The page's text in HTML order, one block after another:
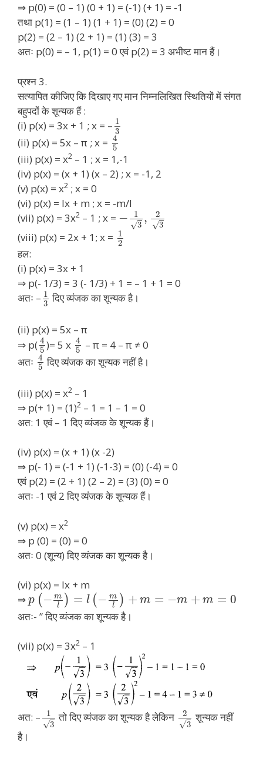
⇒ p(0) = (0 – 1) (0 + 1) = (-1) (+ 1) = -1
तथा p(1) = (1 – 1) (1 + 1) = (0) (2) = 0
p(2) = (2 – 1) (2 + 1) = (1) (3) = 3
अतः p(0) = – 1, p(1) = 0 एवं p(2) = 3 अभीष्ट मान हैं।
प्रश्न 3.
सत्यापित कीजिए कि दिखाए गए मान निम्नलिखित स्थितियों में संगत
बहुपदों के शून्यक हैं :
(i) p(x) = 3x + 1 ; x = – 1
3
(ii) p(x) = 5x – π ; x = 4
5
(iii) p(x) = x2 – 1 ; x = 1,-1
(iv) p(x) = (x + 1) (x – 2) ; x = -1, 2
(v) p(x) = x2 ; x = 0
(vi) p(x) = lx + m ; x = -m/l
(vii) p(x) = 3x2 – 1 ; x = −
1
3
√ ,
2
3
√
(viii) p(x) = 2x + 1; x = 1
2
हल:
(i) p(x) = 3x + 1
⇒ p(- 1/3) = 3 (- 1/3) + 1 = – 1 + 1 = 0
अतः – 1
3 दिए व्यंजक का शून्यक है।
(ii) p(x) = 5x – π
⇒ p( 4
5 )= 5 x 4
5 – π = 4 – π ≠ 0
अतः 4
5 दिए व्यंजक का शून्यक नहीं है।
(iii) p(x) = x2 – 1
⇒ p(+ 1) = (1)2 – 1 = 1 – 1 = 0
अत: 1 एवं – 1 दिए व्यंजक के शून्यक हैं।
(iv) p(x) = (x + 1) (x -2)
⇒ p(- 1) = (-1 + 1) (-1-3) = (0) (-4) = 0
एवं p(2) = (2 + 1) (2 – 2) = (3) (0) = 0
अतः -1 एवं 2 दिए व्यंजक के शून्यक हैं।
(v) p(x) = x2
⇒ p (0) = (0) = 0
अतः 0 (शून्य) दिए व्यंजक का शून्यक है।
(vi) p(x) = lx + m
⇒ p ( − m
l
) = l ( − m
l
) + m = −m + m = 0
अतः- ” दिए व्यंजक का शून्यक है।
(vii) p(x) = 3x2 – 1
अत: –
1
3
√
तो दिए व्यंजक का शून्यक है लेकिन
2
3
√
शून्यक नहीं
है।